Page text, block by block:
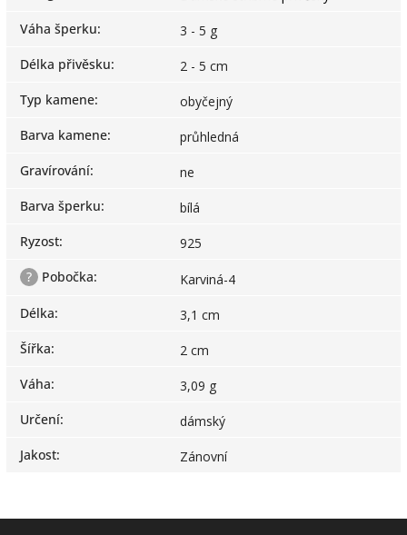
Váha šperku:
3 - 5 g
Délka přivěsku:
2 - 5 cm
Typ kamene:
obyčejný
Barva kamene:
průhledná
Gravírování:
ne
Barva šperku:
bílá
Ryzost:
925
?
Pobočka:
Karviná-4
Délka:
3,1 cm
Šířka:
2 cm
Váha:
3,09 g
Určení:
dámský
Jakost: Zánovní